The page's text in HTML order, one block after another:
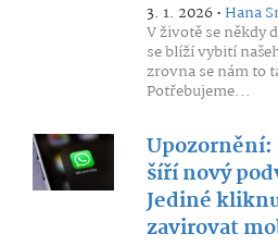
3. 1. 2026 •Hana
V životě se někdy
se blíží vybití
zrovna se nám to
Potřebujeme...
Upozornění:
šíří nový
Jediné
zavirovat